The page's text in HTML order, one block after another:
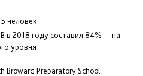
человек
в 2018 году составил 84% — на
уровня
Broward Preparatory School